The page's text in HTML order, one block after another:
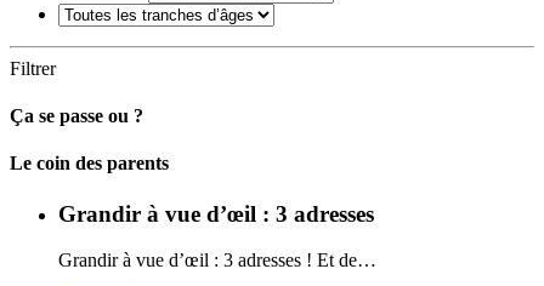
Filtrer
Ça se passe ou ?
Carto
Le coin des parents
Grandir à vue d’œil : 3 adresses
Grandir à vue d’œil : 3 adresses ! Et de…